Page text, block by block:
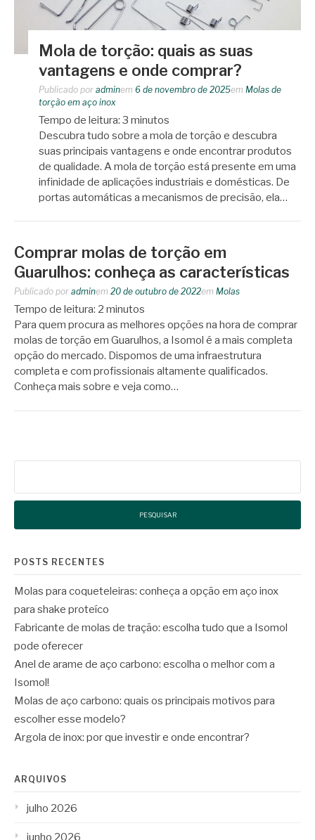
Mola de torção: quais as suas
vantagens e onde comprar?
Publicado por adminem 6 de novembro de 2025em Molas de
torção em aço inox
Tempo de leitura: 3 minutos
Descubra tudo sobre a mola de torção e descubra
suas principais vantagens e onde encontrar produtos
de qualidade. A mola de torção está presente em uma
infinidade de aplicações industriais e domésticas. De
portas automáticas a mecanismos de precisão, ela…
Comprar molas de torção em
Guarulhos: conheça as características
Publicado por adminem 20 de outubro de 2022em Molas
Tempo de leitura: 2 minutos
Para quem procura as melhores opções na hora de comprar
molas de torção em Guarulhos, a Isomol é a mais completa
opção do mercado. Dispomos de uma infraestrutura
completa e com profissionais altamente qualificados.
Conheça mais sobre e veja como…
POSTS RECENTES
Molas para coqueteleiras: conheça a opção em aço inox
para shake proteíco
Fabricante de molas de tração: escolha tudo que a Isomol
pode oferecer
Anel de arame de aço carbono: escolha o melhor com a
Isomol!
Molas de aço carbono: quais os principais motivos para
escolher esse modelo?
Argola de inox: por que investir e onde encontrar?
ARQUIVOS
julho 2026
junho 2026